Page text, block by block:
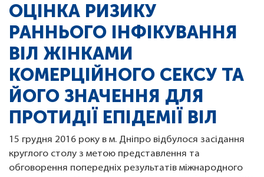
ОЦІНКА РИЗИКУ
РАННЬОГО ІНФІКУВАННЯ
ВІЛ ЖІНКАМИ
КОМЕРЦІЙНОГО СЕКСУ ТА
ЙОГО ЗНАЧЕННЯ ДЛЯ
ПРОТИДІЇ ЕПІДЕМІЇ ВІЛ
15 грудня 2016 року в м. Дніпро відбулося засідання
круглого столу з метою представлення та
обговорення попередніх результатів міжнародного